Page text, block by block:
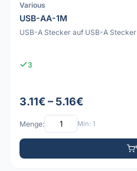
Various
USB-AA-1M
USB-A Stecker auf USB-A Stecker
3
3.11€ – 5.16€
Menge: Min: 1